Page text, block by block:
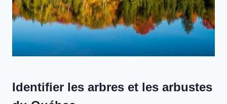
Identifier les arbres et les arbustes